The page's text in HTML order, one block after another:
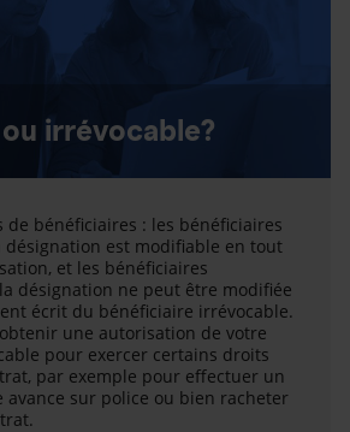
irrévocable?
de bénéficiaires : les bénéficiaires
désignation est modifiable en tout
et les bénéficiaires
désignation ne peut être modifiée
écrit du bénéficiaire irrévocable.
une autorisation de votre
pour exercer certains droits
par exemple pour effectuer un
sur police ou bien racheter